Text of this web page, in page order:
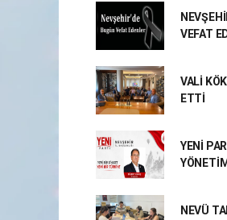
VEFAT
VALİ
ETTİ
YENİ
NEVÜ